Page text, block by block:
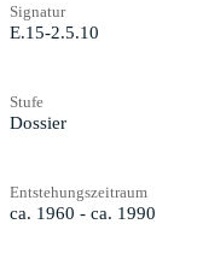
Signatur
E.15-2.5.10
Stufe
Dossier
Entstehungszeitraum
ca. 1960 - ca. 1990